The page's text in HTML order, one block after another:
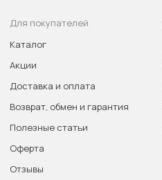
Для покупателей
Каталог
Акции
Доставка и оплата
Возврат, обмен и гарантия
Полезные статьи
Оферта
Отзывы